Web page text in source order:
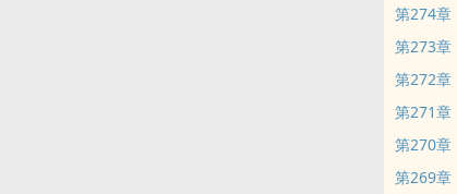
第274章
第273章
第272章
第271章
第270章
第269章